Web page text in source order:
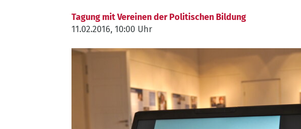
Tagung mit Vereinen der Politischen Bildung
11.02.2016, 10:00 Uhr